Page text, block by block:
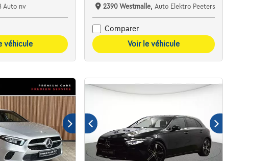
Auto nv
véhicule
2390 Westmalle, Auto Elektro Peeters
Comparer
Voir le véhicule